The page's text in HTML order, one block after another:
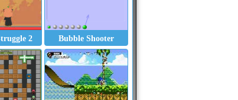
2 Bubble Shooter